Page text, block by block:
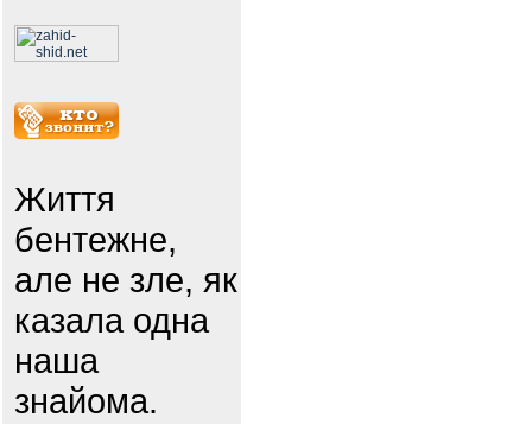
Життя
бентежне,
але не зле, як
казала одна
наша
знайома.